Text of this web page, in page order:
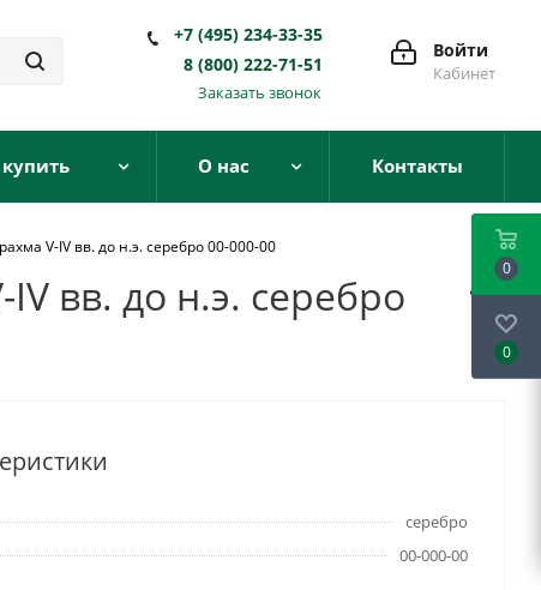
Войти
Кабинет
+7 (495) 234-33-35
8 (800) 222-71-51
Заказать звонок
О нас Контакты
V-IV вв. до н.э. серебро 00-000-00
вв. до н.э. серебро
серебро
00-000-00
0
0